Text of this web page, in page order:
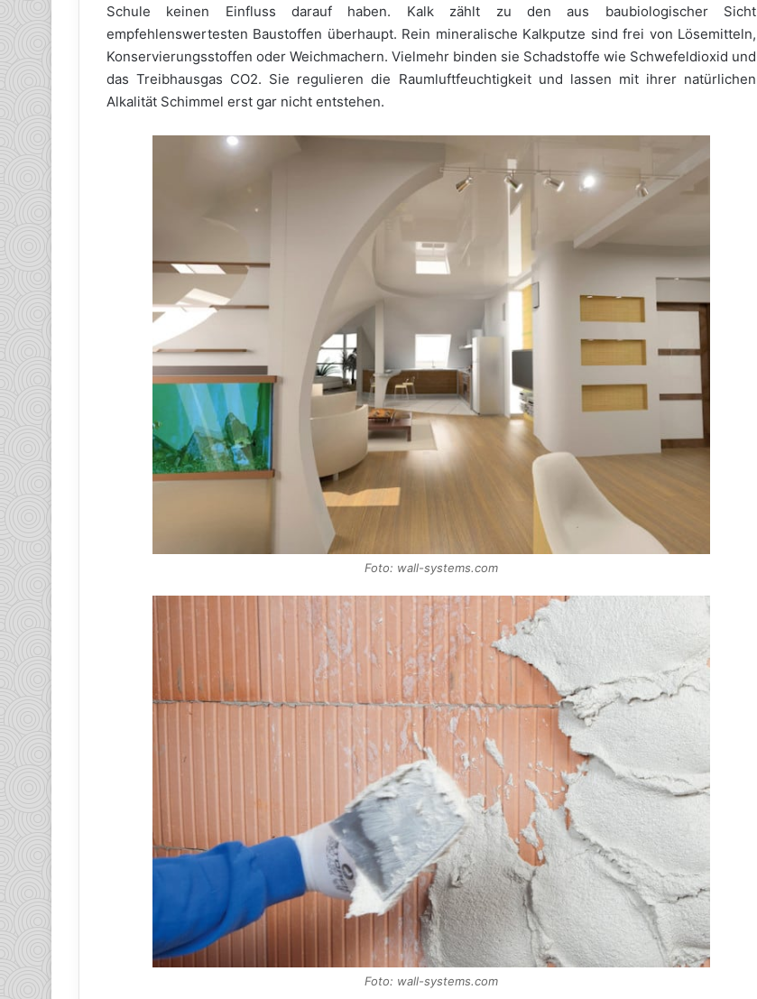
Schule keinen Einfluss darauf haben. Kalk zählt zu den aus baubiologischer Sicht
empfehlenswertesten Baustoffen überhaupt. Rein mineralische Kalkputze sind frei von Lösemitteln,
Konservierungsstoffen oder Weichmachern. Vielmehr binden sie Schadstoffe wie Schwefeldioxid und
das Treibhausgas CO2. Sie regulieren die Raumluftfeuchtigkeit und lassen mit ihrer natürlichen
Alkalität Schimmel erst gar nicht entstehen.
Foto: wall-systems.com
Foto: wall-systems.com